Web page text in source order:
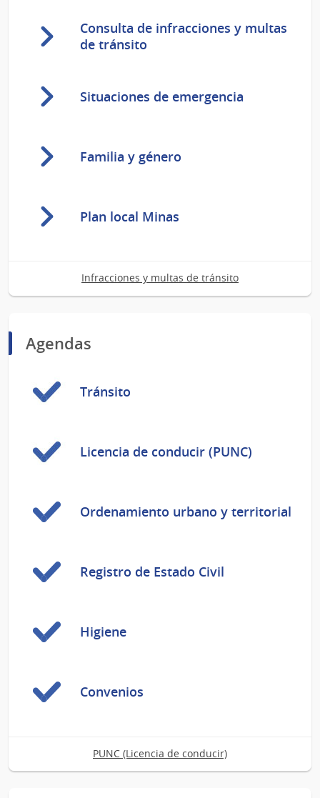
Consulta de infracciones y multas
de tránsito
Situaciones de emergencia
Familia y género
Plan local Minas
Infracciones y multas de tránsito
Agendas
Tránsito
Licencia de conducir (PUNC)
Ordenamiento urbano y territorial
Registro de Estado Civil
Higiene
Convenios
PUNC (Licencia de conducir)